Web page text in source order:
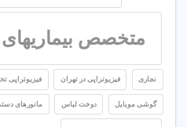
متخصص
نجاری فیزیوتراپی در تهران فیزیوتراپی
گوشی موبایل دوخت لباس مانورهای